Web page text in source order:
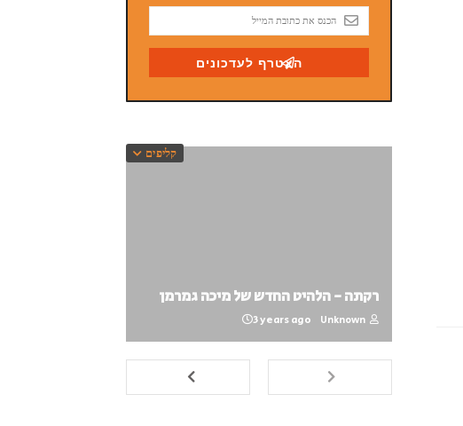
קליפים
רקתה - הלהיט החדש של מיכה גמרמן
Unknown
3 years ago